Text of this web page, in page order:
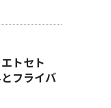
トセト
フライバ